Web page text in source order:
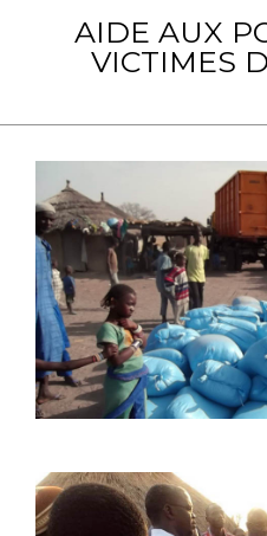
AIDE AUX
VICTIMES